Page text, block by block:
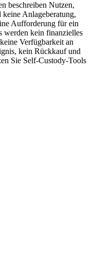
beschreiben Nutzen,
Anlageberatung,
Aufforderung für ein
werden kein finanzielles
Verfügbarkeit an
kein Rückkauf und
Sie Self-Custody-Tools